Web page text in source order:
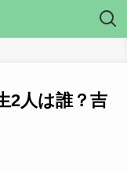
2人は誰？吉